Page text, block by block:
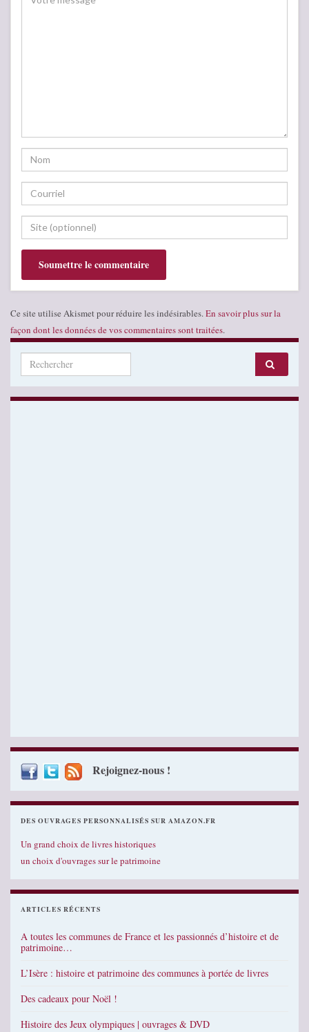
Ce site utilise Akismet pour réduire les indésirables. En savoir plus sur la
façon dont les données de vos commentaires sont traitées.
Search for:
Rejoignez-nous !
DES OUVRAGES PERSONNALISÉS SUR AMAZON.FR
Un grand choix de livres historiques
un choix d'ouvrages sur le patrimoine
ARTICLES RÉCENTS
A toutes les communes de France et les passionnés d’histoire et de
patrimoine…
L’Isère : histoire et patrimoine des communes à portée de livres
Des cadeaux pour Noël !
Histoire des Jeux olympiques | ouvrages & DVD